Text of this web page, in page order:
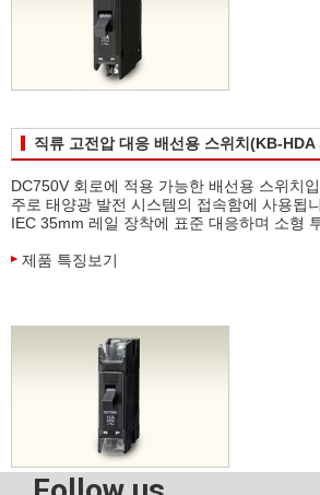
직류 고전압 대응 배선용 스위치(KB-HDA
DC750V 회로에 적용 가능한 배선용 스위치입
주로 태양광 발전 시스템의 접속함에 사용됩
IEC 35mm 레일 장착에 표준 대응하며 소형
제품 특징보기